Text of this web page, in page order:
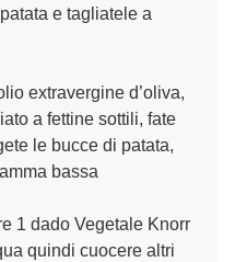
e tagliatele a
extravergine d’oliva,
a fettine sottili, fate
le bucce di patata,
bassa
1 dado Vegetale Knorr
quindi cuocere altri